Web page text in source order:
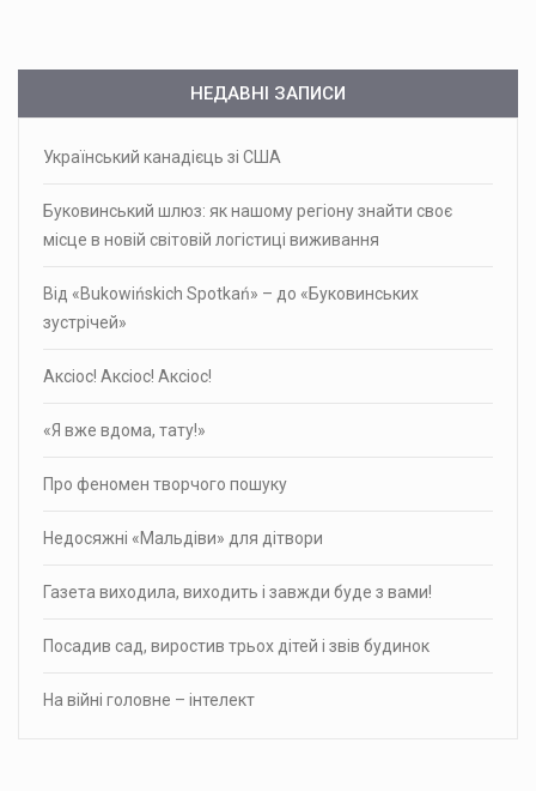
НЕДАВНІ ЗАПИСИ
Український канадієць зі США
Буковинський шлюз: як нашому регіону знайти своє
місце в новій світовій логістиці виживання
Від «Bukowińskich Spotkań» – до «Буковинських
зустрічей»
Аксіос! Аксіос! Аксіос!
«Я вже вдома, тату!»
Про фено­мен твор­чого пошуку
Недосяжні «Мальдіви» для дітвори
Газета виходила, виходить і завжди буде з вами!
Посадив сад, виростив трьох дітей і звів будинок
На війні головне – інтелект